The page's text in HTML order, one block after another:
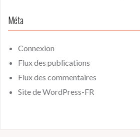
Méta
Connexion
Flux des publications
Flux des commentaires
Site de WordPress-FR